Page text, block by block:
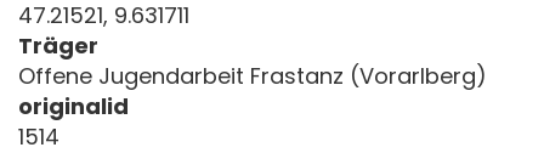
47.21521, 9.631711
Träger
Offene Jugendarbeit Frastanz (Vorarlberg)
originalid
1514